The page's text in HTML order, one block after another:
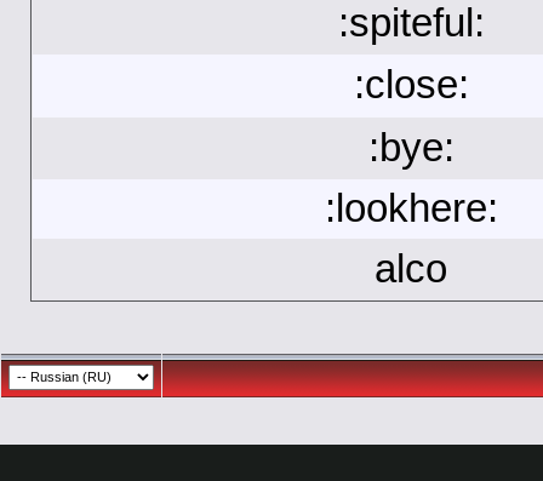
:spiteful:
:close:
:bye:
:lookhere:
alco